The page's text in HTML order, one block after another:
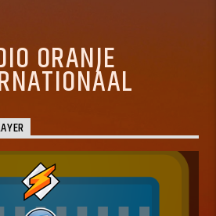
ORANJE